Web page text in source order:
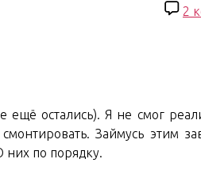
2
ещё остались). Я не смог
Займусь этим
по порядку.